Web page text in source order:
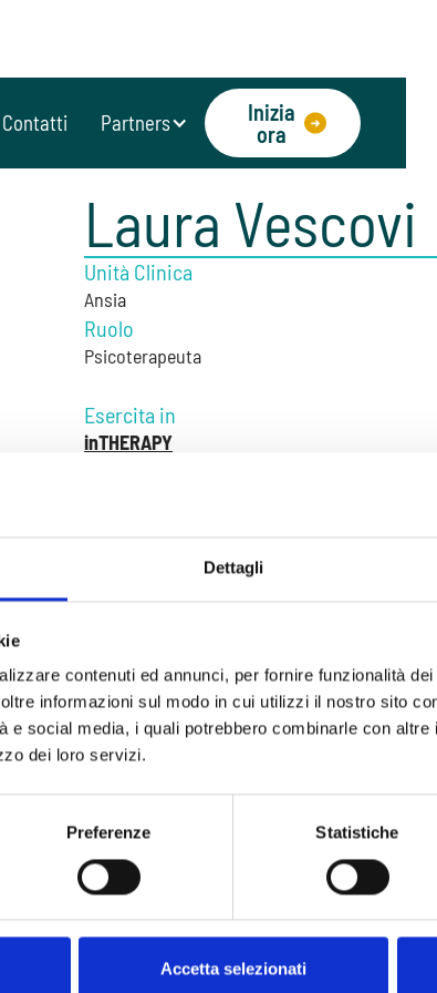
Dettagli
contenuti ed annunci, per fornire funzionalità
informazioni sul modo in cui utilizzi il nostro sito
e social media, i quali potrebbero combinarle con
dei loro servizi.
Preferenze Statistiche
Accetta selezionati
Contatti Partners
Inizia
ora
Laura Vescovi
Unità Clinica
Ansia
Ruolo
Psicoterapeuta
Esercita in
inTHERAPY
Domande frequenti